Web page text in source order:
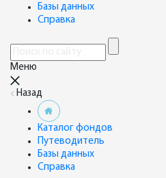
Базы данных
Справка
Меню
Назад
Каталог фондов
Путеводитель
Базы данных
Справка